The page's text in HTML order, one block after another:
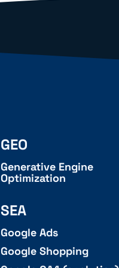
GEO
Generative Engine
Optimization
SEA
Google Ads
Google Shopping